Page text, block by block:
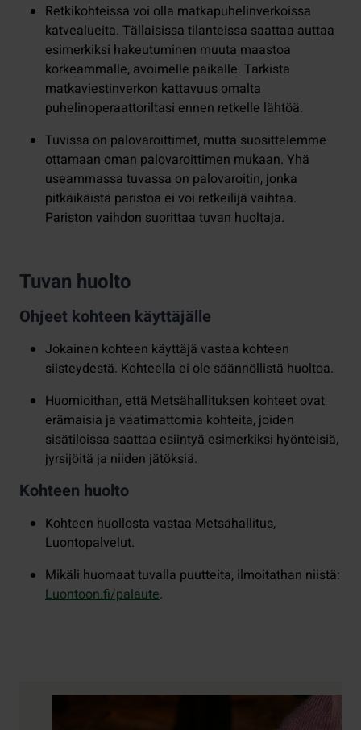
Retkikohteissa voi olla matkapuhelinverkoissa
katvealueita. Tällaisissa tilanteissa saattaa auttaa
esimerkiksi hakeutuminen muuta maastoa
korkeammalle, avoimelle paikalle. Tarkista
matkaviestinverkon kattavuus omalta
puhelinoperaattoriltasi ennen retkelle lähtöä.
Tuvissa on palovaroittimet, mutta suosittelemme
ottamaan oman palovaroittimen mukaan. Yhä
useammassa tuvassa on palovaroitin, jonka
pitkäikäistä paristoa ei voi retkeilijä vaihtaa.
Pariston vaihdon suorittaa tuvan huoltaja.
Tuvan huolto
Ohjeet kohteen käyttäjälle
Jokainen kohteen käyttäjä vastaa kohteen
siisteydestä. Kohteella ei ole säännöllistä huoltoa.
Huomioithan, että Metsähallituksen kohteet ovat
erämaisia ja vaatimattomia kohteita, joiden
sisätiloissa saattaa esiintyä esimerkiksi hyönteisiä,
jyrsijöitä ja niiden jätöksiä.
Kohteen huolto
Kohteen huollosta vastaa Metsähallitus,
Luontopalvelut.
Mikäli huomaat tuvalla puutteita, ilmoitathan niistä:
Luontoon.fi/palaute.